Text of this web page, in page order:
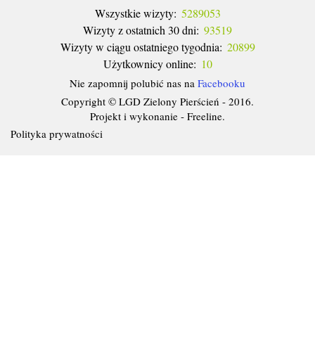
Wszystkie wizyty: 5289053
Wizyty z ostatnich 30 dni: 93519
Wizyty w ciągu ostatniego tygodnia: 20899
Użytkownicy online: 10
Nie zapomnij polubić nas na Facebooku
Copyright © LGD Zielony Pierścień - 2016.
Projekt i wykonanie - Freeline.
Polityka prywatności